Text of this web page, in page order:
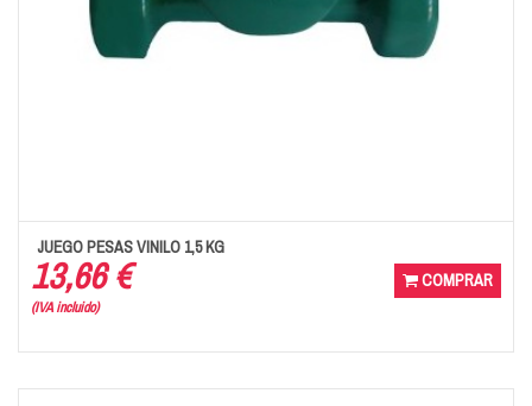
JUEGO PESAS VINILO 1,5 KG
13,66 €
(IVA incluido)
COMPRAR